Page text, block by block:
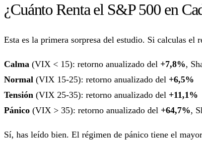
¿Cuánto Renta el S&P 500 en
Esta es la primera sorpresa del estudio. Si calculas
Calma (VIX < 15): retorno anualizado del +7,8%,
Normal (VIX 15-25): retorno anualizado del +6,5%
Tensión (VIX 25-35): retorno anualizado del +11,1%
Pánico (VIX > 35): retorno anualizado del +64,7%,
Sí, has leído bien. El régimen de pánico tiene el